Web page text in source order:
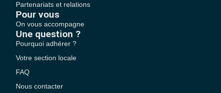
Partenariats et relations
Pour vous
On vous accompagne
Une question ?
Pourquoi adhérer ?
Votre section locale
FAQ
Nous contacter